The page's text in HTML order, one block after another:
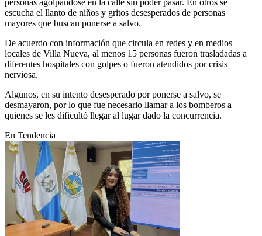
escucha el llanto de niños y gritos desesperados de personas
mayores que buscan ponerse a salvo.
De acuerdo con información que circula en redes y en medios
locales de Villa Nueva, al menos 15 personas fueron trasladadas a
diferentes hospitales con golpes o fueron atendidos por crisis
nerviosa.
Algunos, en su intento desesperado por ponerse a salvo, se
desmayaron, por lo que fue necesario llamar a los bomberos a
quienes se les dificultó llegar al lugar dado la concurrencia.
En Tendencia